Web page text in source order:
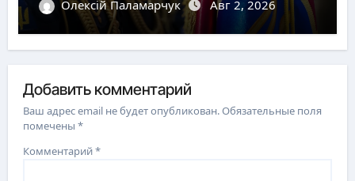
Олексій Паламарчук Авг 2, 2026
Добавить комментарий
Ваш адрес email не будет опубликован.Обязательные поля
помечены*
Комментарий*